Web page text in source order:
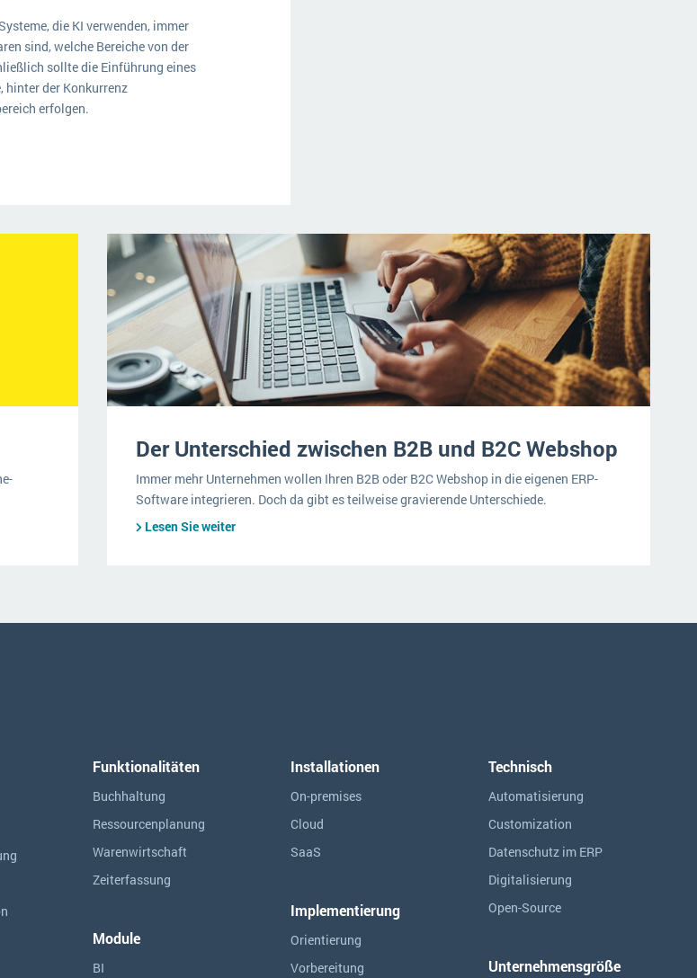
die KI verwenden, immer
sind, welche Bereiche von der
sollte die Einführung eines
hinter der Konkurrenz
erfolgen.
Der Unterschied zwischen B2B und B2C Webshop
Immer mehr Unternehmen wollen Ihren B2B oder B2C Webshop in die eigenen ERP-
Software integrieren. Doch da gibt es teilweise gravierende Unterschiede.
Lesen Sie weiter
Funktionalitäten
Buchhaltung
Ressourcen­planung
Warenwirtschaft
Zeiterfassung
Module
BI
Installationen
On-premises
Cloud
SaaS
Implementierung
Orientierung
Vorbereitung
Technisch
Automatisierung
Customization
Datenschutz im ERP
Digitalisierung
Open-Source
Unternehmensgröße